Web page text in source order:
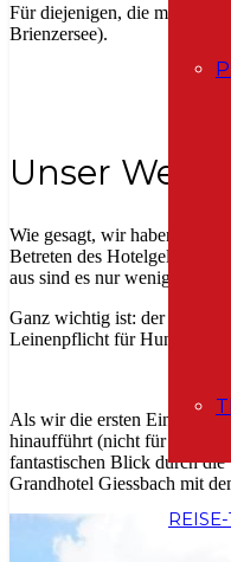
Für diejenigen, die mit dem
Brienzersee).
Unser Weg
Wie gesagt, wir haben das
Betreten des Hotelgeländes
aus sind es nur wenige
Ganz wichtig ist: der
Leinenpflicht für Hunde und
Als wir die ersten Eindrücke
hinaufführt (nicht für den
fantastischen Blick durch
Grandhotel Giessbach mit